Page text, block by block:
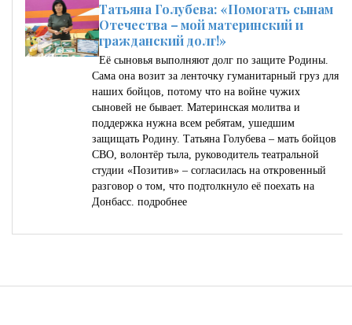
Татьяна Голубева: «Помогать сынам
Отечества – мой материнский и
гражданский долг!»
Её сыновья выполняют долг по защите Родины.
Сама она возит за ленточку гуманитарный груз для
наших бойцов, потому что на войне чужих
сыновей не бывает. Материнская молитва и
поддержка нужна всем ребятам, ушедшим
защищать Родину. Татьяна Голубева – мать бойцов
СВО, волонтёр тыла, руководитель театральной
студии «Позитив» – согласилась на откровенный
разговор о том, что подтолкнуло её поехать на
Донбасс. подробнее